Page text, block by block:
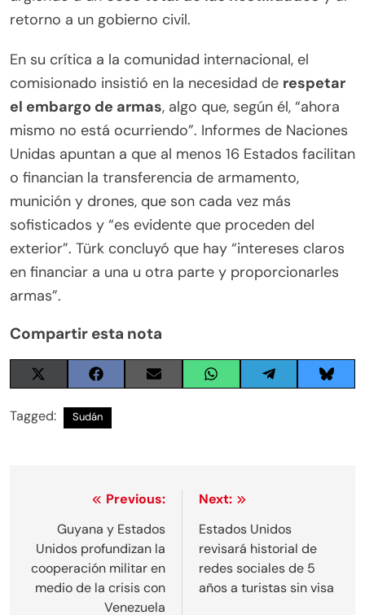
retorno a un gobierno civil.
En su crítica a la comunidad internacional, el
comisionado insistió en la necesidad de respetar
el embargo de armas, algo que, según él, “ahora
mismo no está ocurriendo”. Informes de Naciones
Unidas apuntan a que al menos 16 Estados facilitan
o financian la transferencia de armamento,
munición y drones, que son cada vez más
sofisticados y “es evidente que proceden del
exterior”. Türk concluyó que hay “intereses claros
en financiar a una u otra parte y proporcionarles
armas”.
Compartir esta nota
Share
on
X
(Twitter)
Share
on
Facebook
Share
on
Share
on
Share
on
Share
on
Tagged: Sudán
Navegación
entradas
Previous:
Guyana y Estados
Unidos profundizan la
cooperación militar en
medio de la crisis con
Venezuela
Next:
Estados Unidos
revisará historial de
redes sociales de 5
años a turistas sin visa